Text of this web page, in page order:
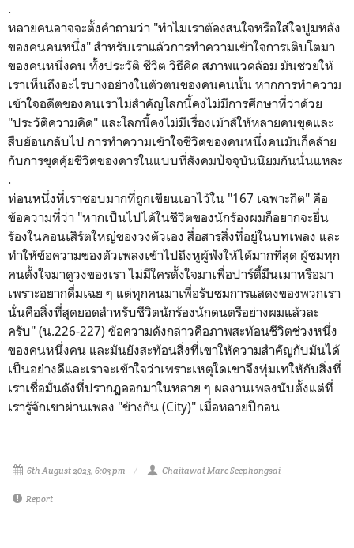
.
หลายคนอาจจะตั้งคำถามว่า "ทำไมเราต้องสนใจหรือใส่ใจปูมหลัง
ของคนคนหนึ่ง" สำหรับเราแล้วการทำความเข้าใจการเติบโตมา
ของคนหนึ่งคน ทั้งประวัติ ชีวิต วิธีคิด สภาพแวดล้อม มันช่วยให้
เราเห็นถึงอะไรบางอย่างในตัวตนของคนคนนั้น หากการทำความ
เข้าใจอดีตของคนเราไม่สำคัญโลกนี้คงไม่มีการศึกษาที่ว่าด้วย
"ประวัติความคิด" และโลกนี้คงไม่มีเรื่องเม้าส์ให้หลายคนขุดและ
สืบย้อนกลับไป การทำความเข้าใจชีวิตของคนหนึ่งคนมันก็คล้าย
กับการขุดคุ้ยชีวิตของดาร่ในแบบที่สังคมปัจจุบันนิยมกันนั่นแหละ
.
ท่อนหนึ่งที่เราชอบมากที่ถูกเขียนเอาไว้ใน "167 เฉพาะกิต" คือ
ข้อความที่ว่า "หากเป็นไปได้ในชีวิตของนักร้องผมก็อยากจะยื่น
ร้องในคอนเสิร์ตใหญ่ของวงตัวเอง สื่อสารสิ่งที่อยู่ในบทเพลง และ
ทำให้ข้อความของตัวเพลงเข้าไปถึงหูผู้ฟังให้ได้มากที่สุด ผู้ชมทุก
คนตั้งใจมาดูวงของเรา ไม่มีใครตั้งใจมาเพื่อปาร์ตี้มึนเมาหรือมา
เพราะอยากดื่มเฉย ๆ แต่ทุกคนมาเพื่อรับชมการแสดงของพวกเรา
นั่นคือสิ่งที่สุดยอดสำหรับชีวิตนักร้องนักดนตรีอย่างผมแล้วละ
ครับ" (น.226-227) ข้อความดังกล่าวคือภาพสะท้อนชีวิตช่วงหนึ่ง
ของคนหนึ่งคน และมันยังสะท้อนสิ่งที่เขาให้ความสำคัญกับมันได้
เป็นอย่างดีและเราจะเข้าใจว่าเพราะเหตุใดเขาจึงทุ่มเทให้กับสิ่งที่
เราเชื่อมั่นดังที่ปรากฏออกมาในหลาย ๆ ผลงานเพลงนับตั้งแต่ที่
เรารู้จักเขาผ่านเพลง "ข้างกัน (City)" เมื่อหลายปีก่อน
6th August 2023, 6:03 pm Chaitawat Marc Seephongsai
Report